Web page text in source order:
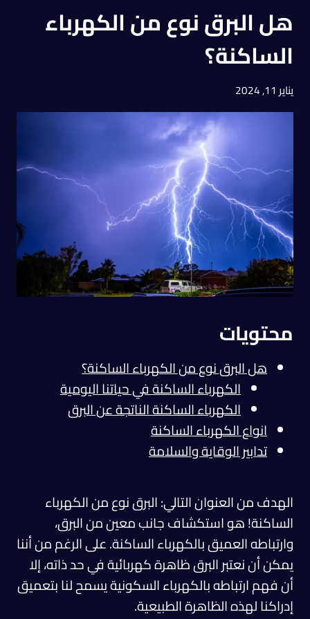
هل البرق نوع من الكهرباء
الساكنة؟
يناير 11, 2024
محتويات
هل البرق نوع من الكهرباء الساكنة؟
الكهرباء الساكنة في حياتنا اليومية
الكهرباء الساكنة الناتجة عن البرق
انواع الكهرباء الساكنة
تدابير الوقاية والسلامة
الهدف من العنوان التالي: البرق نوع من الكهرباء
الساكنة! هو استكشاف جانب معين من البرق،
وارتباطه العميق بالكهرباء الساكنة. على الرغم من أننا
يمكن أن نعتبر البرق ظاهرة كهربائية في حد ذاته، إلا
أن فهم ارتباطه بالكهرباء السكونية يسمح لنا بتعميق
إدراكنا لهذه الظاهرة الطبيعية.